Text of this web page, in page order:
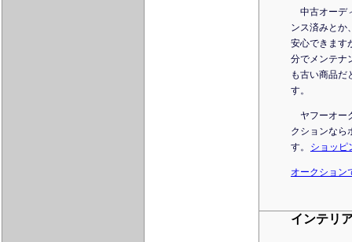
中古オーデ
ンス済みとか
安心できます
分でメンテナ
も古い商品だ
す。
ヤフーオー
クションなら
す。
ショッピ
オークション
インテリ